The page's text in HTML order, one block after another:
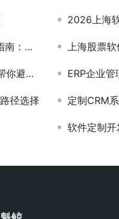
2026上海软件
发商 上海股票软
坑！ ERP企业
径选择 定制CRM系统
软件定制开